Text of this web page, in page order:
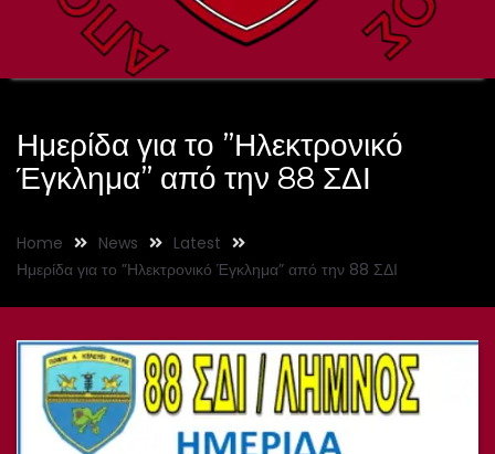
Ημερίδα για το ”Ηλεκτρονικό
Έγκλημα” από την 88 ΣΔΙ
Home News
Latest
Ημερίδα για το ”Ηλεκτρονικό Έγκλημα” από την 88 ΣΔΙ